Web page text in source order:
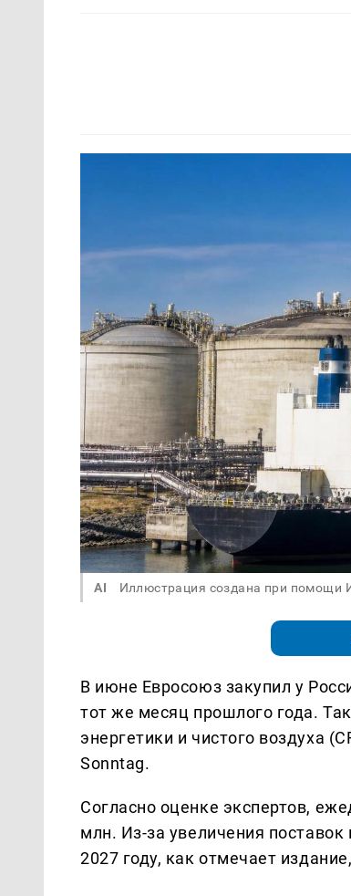
AI Иллюстрация создана при помощи
В июне Евросоюз закупил у
тот же месяц прошлого года.
энергетики и чистого воздуха
Sonntag.
Согласно оценке экспертов,
млн. Из-за увеличения поставок
2027 году, как отмечает